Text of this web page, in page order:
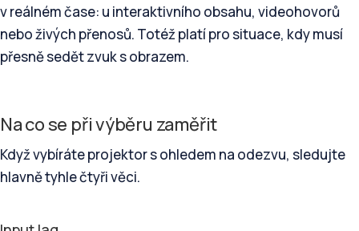
v reálném čase: u interaktivního obsahu, videohovorů
nebo živých přenosů. Totéž platí pro situace, kdy musí
přesně sedět zvuk s obrazem.
Na co se při výběru zaměřit
Když vybíráte projektor s ohledem na odezvu, sledujte
hlavně tyhle čtyři věci.